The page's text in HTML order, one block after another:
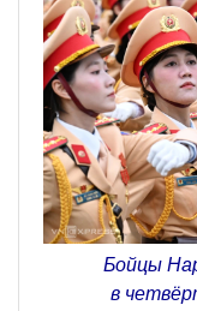
Бойцы
в